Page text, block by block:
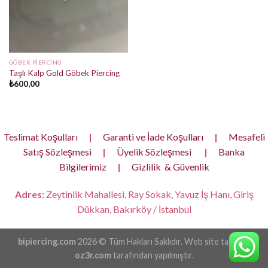
GÖBEK PIERCING
Taşlı Kalp Gold Göbek Piercing
₺600,00
Teslimat Koşulları | Garanti ve İade Koşulları |
Mesafeli
Satış Sözleşmesi
| Üyelik Sözleşmesi |
Banka
Bilgilerimiz
| Gizlilik & Güvenlik
Adres:Zeytinlik Mahallesi, Ray Sokak, Yavuz İş Hanı, Giriş
Dükkan, Bakırköy / İstanbul
bipiercing.com 2026 © Tüm Hakları Saklıdır. Web site tasarımı
oz3r.com tarafından yapılmıştır.